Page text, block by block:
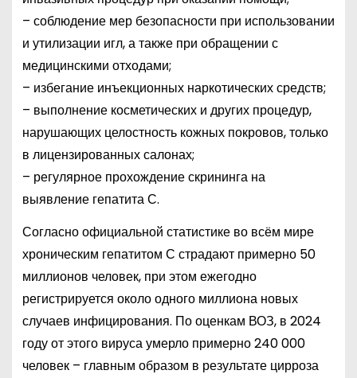
– соблюдение мер безопасности при использовании
и утилизации игл, а также при обращении с
медицинскими отходами;
– избегание инъекционных наркотических средств;
– выполнение косметических и других процедур,
нарушающих целостность кожных покровов, только
в лицензированных салонах;
– регулярное прохождение скрининга на
выявление гепатита С.
Согласно официальной статистике во всём мире
хроническим гепатитом С страдают примерно 50
миллионов человек, при этом ежегодно
регистрируется около одного миллиона новых
случаев инфицирования. По оценкам ВОЗ, в 2024
году от этого вируса умерло примерно 240 000
человек – главным образом в результате цирроза